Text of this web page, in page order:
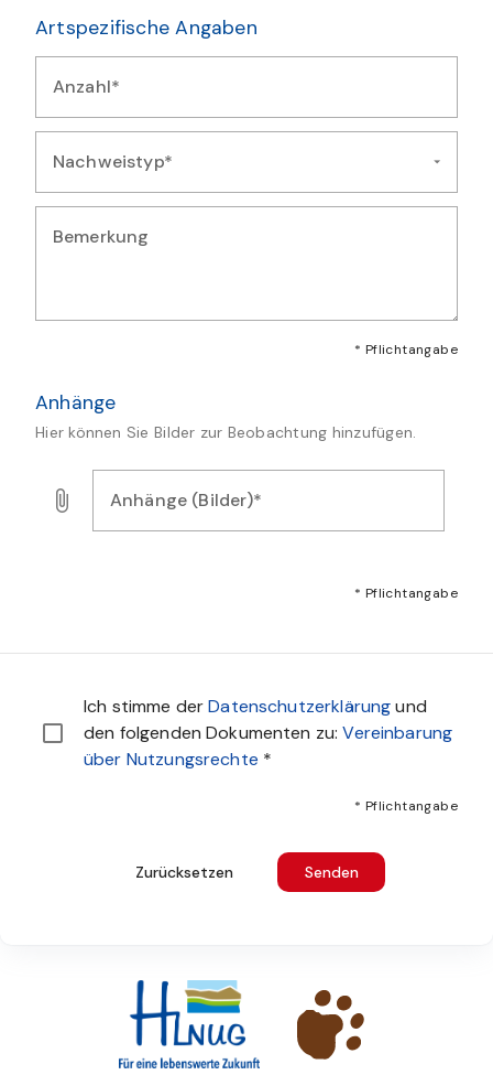
Artspezifische Angaben
Anzahl*
Geben Sie die Anzahl der beobachteten Exemplare ein
Nachweistyp*
Wählen Sie die Art des Nachweises für diese Beobachtung
Bemerkung
* Pflichtangabe
Anhänge
Hier können Sie Bilder zur Beobachtung hinzufügen.
Anhänge (Bilder)*
* Pflichtangabe
Ich stimme derDatenschutzerklärungund
den folgenden Dokumenten zu:Vereinbarung
über Nutzungsrechte *
* Pflichtangabe
Zurücksetzen Senden